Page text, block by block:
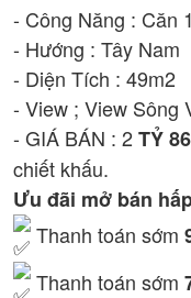
- Công Năng : Căn
- Hướng : Tây Nam
- Diện Tích : 49m2
- View ; View Sông
- GIÁ BÁN : 2TỶ
chiết khấu.
Ưu đãi mở bán
Thanh toán sớm
Thanh toán sớm